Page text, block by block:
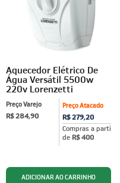
Aquecedor Elétrico De
Água Versátil 5500w
220v Lorenzetti
Preço Atacado
R$ 279,20
Compras a partir
de R$ 400
Preço Varejo
R$ 284,90